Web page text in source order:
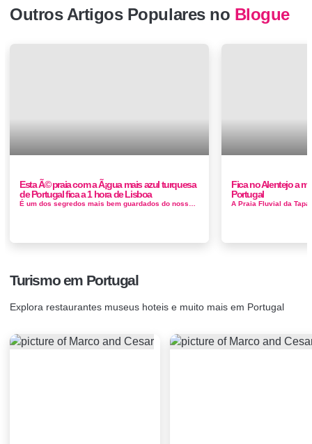
Outros Artigos Populares no Blogue
Esta Ã© praia com a Ã¡gua mais azul turquesa
de Portugal fica a 1 hora de Lisboa
É um dos segredos mais bem guardados do nosso país. Fica em Sesimbra e, para lá chegar, é necessário percorrer a p&...
Fica no Alentejo a
Portugal
Turismo em Portugal
Explora restaurantes museus hoteis e muito mais em Portugal